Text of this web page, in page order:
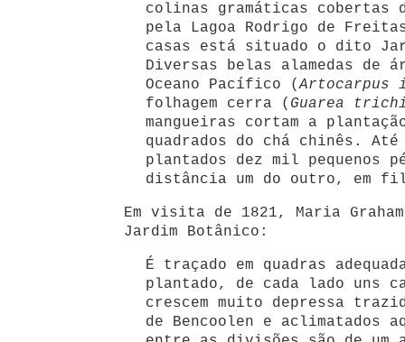
colinas gramáticas cobertas
pela Lagoa Rodrigo de
casas está situado o dito
Diversas belas alamedas de
Oceano Pacífico (Artocarpus
folhagem cerra ( Guarea
mangueiras cortam a
quadrados do chá chinês.
plantados dez mil pequenos
distância um do outro, em
Em visita de 1821, Maria
Jardim Botânico:
É traçado em quadras
plantado, de cada lado uns
crescem muito depressa
de Bencoolen e aclimatados